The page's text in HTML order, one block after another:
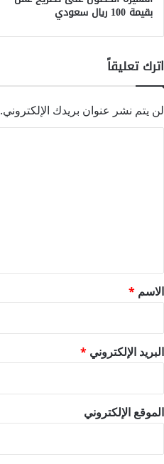
بقيمة 100 ريال سعودي
اترك تعليقاً
لن يتم نشر عنوان بريدك الإلكتروني.
*
الاسم *
البريد الإلكتروني *
الموقع الإلكتروني